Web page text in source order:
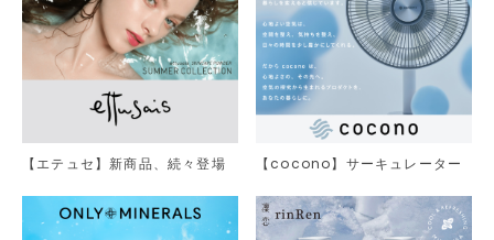
【エテュセ】新商品、続々登場 【cocono】サーキュレーター